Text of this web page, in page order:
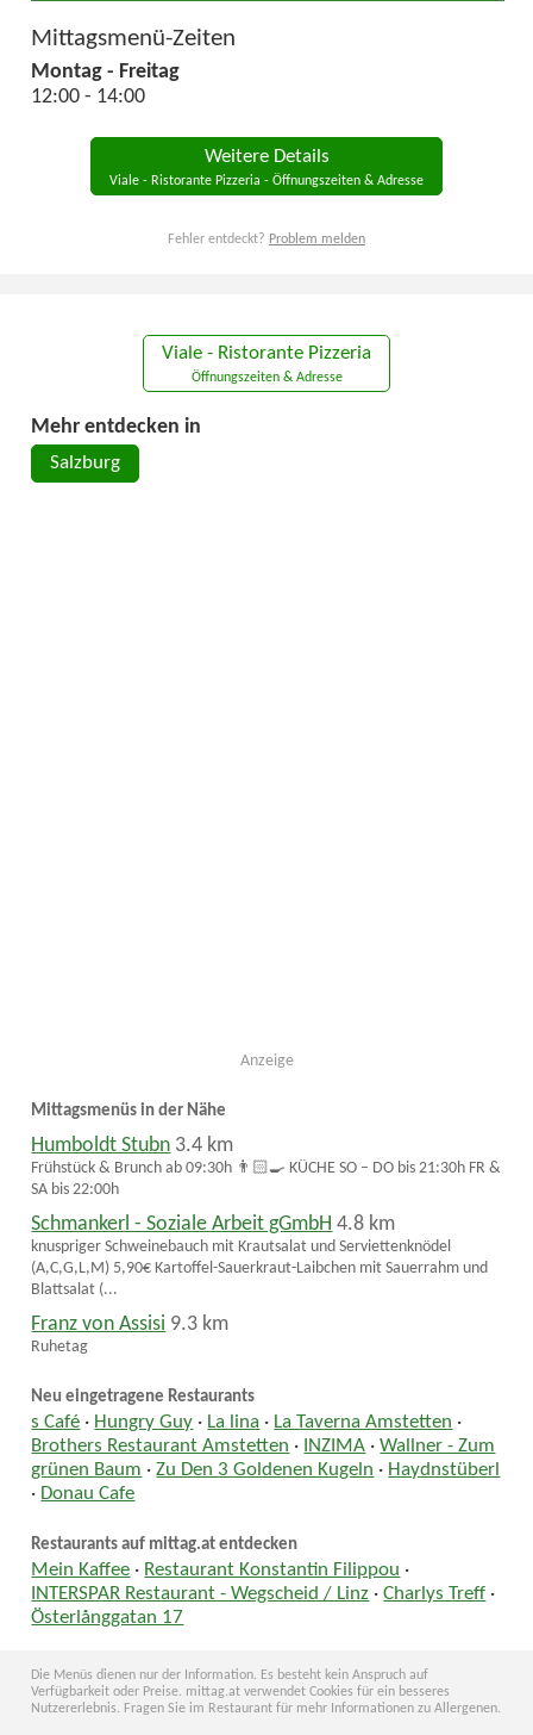
Mittagsmenü-Zeiten
Montag - Freitag
12:00 - 14:00
Weitere Details
Viale - Ristorante Pizzeria - Öffnungszeiten & Adresse
Fehler entdeckt? Problem melden
Viale - Ristorante Pizzeria
Öffnungszeiten & Adresse
Mehr entdecken in
Salzburg
Anzeige
Mittagsmenüs in der Nähe
Humboldt Stubn 3.4 km
Frühstück & Brunch ab 09:30h 👨🏻‍🍳 KÜCHE SO – DO bis 21:30h FR &
SA bis 22:00h
Schmankerl - Soziale Arbeit gGmbH 4.8 km
knuspriger Schweinebauch mit Krautsalat und Serviettenknödel
(A,C,G,L,M) 5,90€ Kartoffel-Sauerkraut-Laibchen mit Sauerrahm und
Blattsalat (...
Franz von Assisi 9.3 km
Ruhetag
Neu eingetragene Restaurants
s Café · Hungry Guy · La lina · La Taverna Amstetten ·
Brothers Restaurant Amstetten · INZIMA ·Wallner - Zum
grünen Baum ·Zu Den 3 Goldenen Kugeln · Haydnstüberl
· Donau Cafe
Restaurants auf mittag.at entdecken
Mein Kaffee · Restaurant Konstantin Filippou ·
INTERSPAR Restaurant - Wegscheid / Linz ·Charlys Treff ·
Österlånggatan 17
Die Menüs dienen nur der Information. Es besteht kein Anspruch auf
Verfügbarkeit oder Preise. mittag.at verwendet Cookies für ein besseres
Nutzererlebnis. Fragen Sie im Restaurant für mehr Informationen zu Allergenen.